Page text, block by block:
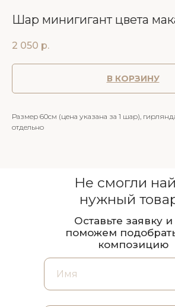
Шар минигигант цвета
2 050 р.
В КОРЗИНУ
Размер 60см (цена указана за 1 шар),
отдельно
Не смогли
нужный
Оставьте заявку
поможем
композицию